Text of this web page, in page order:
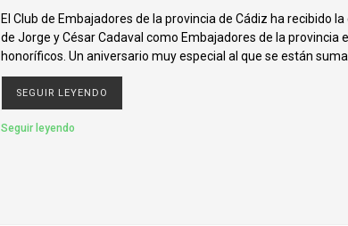
El Club de Embajadores de la provincia de Cádiz ha recibido
de Jorge y César Cadaval como Embajadores de la provincia
honoríficos. Un aniversario muy especial al que se están
SEGUIR LEYENDO
Seguir leyendo